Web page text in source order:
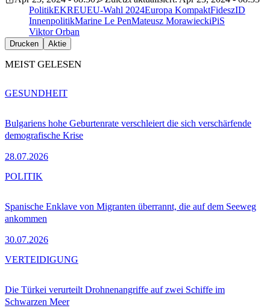
PolitikEKREUEU-Wahl 2024Europa KompaktFideszID
InnenpolitikMarine Le PenMateusz MorawieckiPiS
Viktor Orban
Drucken Aktie
MEIST GELESEN
Bulgariens hohe Geburtenrate verschleiert die sich verschärfende
demografische Krise
28.07.2026
GESUNDHEIT
Spanische Enklave von Migranten überrannt, die auf dem Seeweg
ankommen
30.07.2026
POLITIK
Die Türkei verurteilt Drohnenangriffe auf zwei Schiffe im
Schwarzen Meer
VERTEIDIGUNG